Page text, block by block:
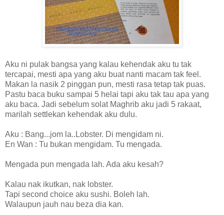
Aku ni pulak bangsa yang kalau kehendak aku tu tak
tercapai, mesti apa yang aku buat nanti macam tak feel.
Makan la nasik 2 pinggan pun, mesti rasa tetap tak puas.
Pastu baca buku sampai 5 helai tapi aku tak tau apa yang
aku baca. Jadi sebelum solat Maghrib aku jadi 5 rakaat,
marilah settlekan kehendak aku dulu.
Aku : Bang...jom la..Lobster. Di mengidam ni.
En Wan : Tu bukan mengidam. Tu mengada.
Mengada pun mengada lah. Ada aku kesah?
Kalau nak ikutkan, nak lobster.
Tapi second choice aku sushi. Boleh lah.
Walaupun jauh nau beza dia kan.